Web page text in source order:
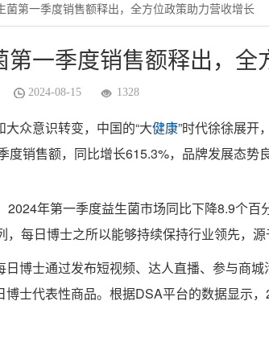
菌第一季度销售额释出，全方位政策助力营收增长
第一季度销售额释出，全
2024-08-15 1328
众意识转变，中国的“大健康”时代徐徐展开
销售额，同比增长615.3%，品牌发展态势良
2024年第一季度益生菌市场同比下降8.9个
，每日博士之所以能够持续保持行业领先，
博士通过发布短视频、达人直播、参与商
士代表性商品。根据DSA平台的数据显示